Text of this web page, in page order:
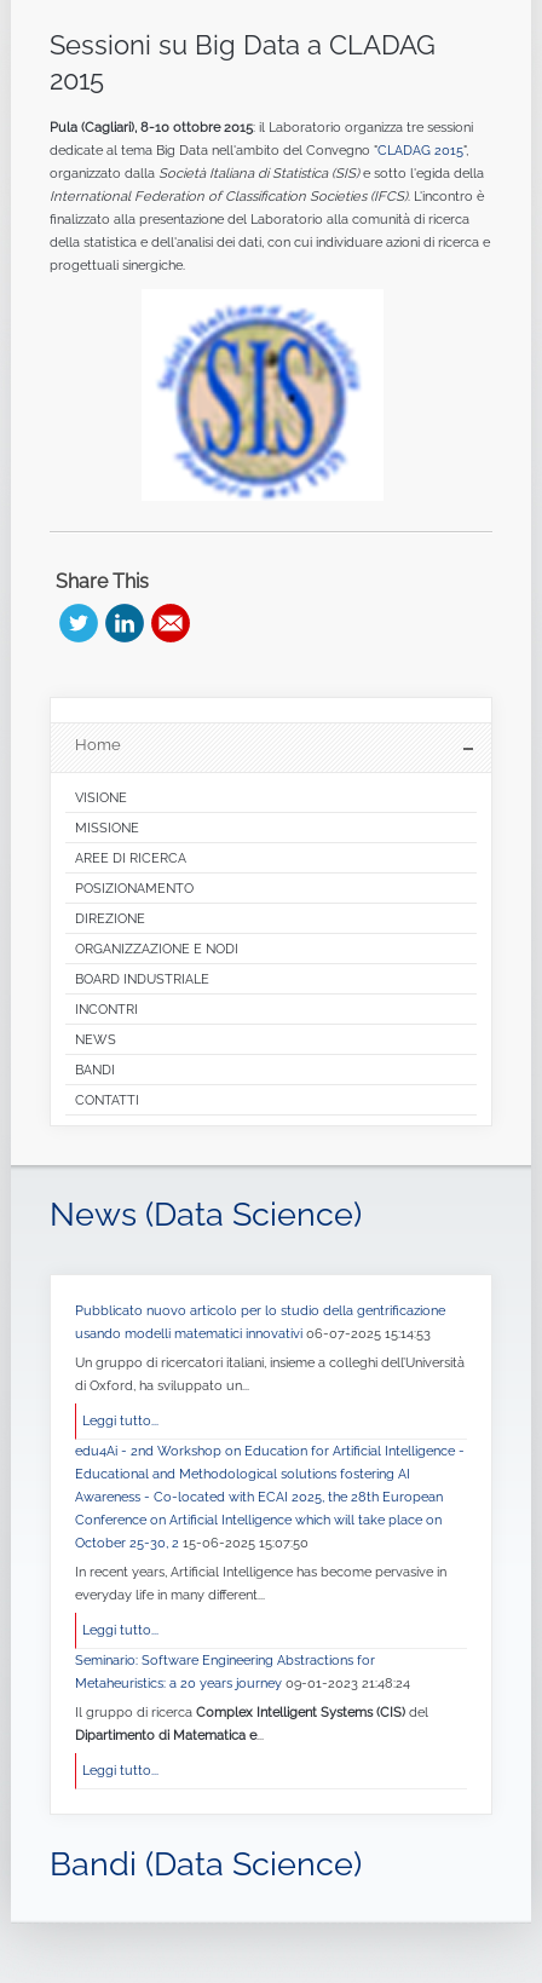
Sessioni su Big Data a CLADAG
2015
Pula (Cagliari), 8-10 ottobre 2015: il Laboratorio organizza tre sessioni
dedicate al tema Big Data nell'ambito del Convegno "CLADAG 2015",
organizzato dalla Società Italiana di Statistica (SIS)e sotto l'egida della
International Federation of Classification Societies (IFCS). L'incontro è
finalizzato alla presentazione del Laboratorio alla comunità di ricerca
della statistica e dell'analisi dei dati, con cui individuare azioni di ricerca e
progettuali sinergiche.
Share This
Home
VISIONE
MISSIONE
AREE DI RICERCA
POSIZIONAMENTO
DIREZIONE
ORGANIZZAZIONE E NODI
BOARD INDUSTRIALE
INCONTRI
NEWS
BANDI
CONTATTI
News (Data Science)
Pubblicato nuovo articolo per lo studio della gentrificazione
usando modelli matematici innovativi 06-07-2025 15:14:53
Un gruppo di ricercatori italiani, insieme a colleghi dell’Università
di Oxford, ha sviluppato un...
Leggi tutto...
edu4Ai - 2nd Workshop on Education for Artificial Intelligence -
Educational and Methodological solutions fostering AI
Awareness - Co-located with ECAI 2025, the 28th European
Conference on Artificial Intelligence which will take place on
October 25-30, 2 15-06-2025 15:07:50
In recent years, Artificial Intelligence has become pervasive in
everyday life in many different...
Leggi tutto...
Seminario: Software Engineering Abstractions for
Metaheuristics: a 20 years journey 09-01-2023 21:48:24
Il gruppo di ricerca Complex Intelligent Systems (CIS)del
Dipartimento di Matematica e...
Leggi tutto...
Bandi (Data Science)